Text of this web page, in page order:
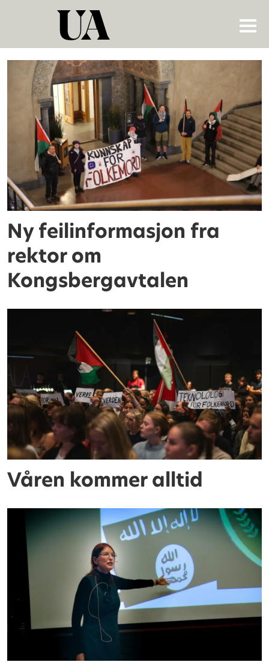
Tag:
ulrika
mårtensson
Ny feilinformasjon fra
rektor om
Kongsbergavtalen
Våren kommer alltid